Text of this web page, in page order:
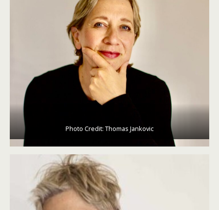
Photo Credit: Thomas Jankovic